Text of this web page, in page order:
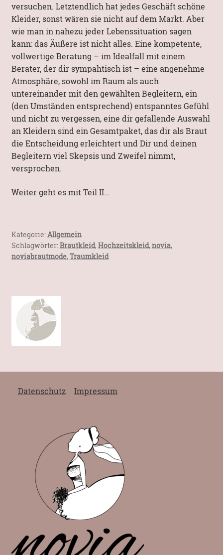
versuchen. Letztendlich hat jedes Geschäft schöne
Kleider, sonst wären sie nicht auf dem Markt. Aber
wie man in nahezu jeder Lebenssituation sagen
kann: das Äußere ist nicht alles. Eine kompetente,
vollwertige Beratung – im Idealfall mit einem
Berater, der dir sympahtisch ist – eine angenehme
Atmosphäre, sowohl im Raum als auch
untereinander mit den gewählten Begleitern, ein
(den Umständen entsprechend) entspanntes Gefühl
und nicht zu vergessen, eine dir gefallende Auswahl
an Kleidern sind ein Gesamtpaket, das dir als Braut
die Entscheidung erleichtert und Dir und deinen
Begleitern viel Skepsis und Zweifel nimmt,
versprochen.
Weiter geht es mit Teil II…
Kategorie:Allgemein
Schlagwörter:Brautkleid, Hochzeitskleid, novia,
noviabrautmode, Traumkleid
Datenschutz Impressum